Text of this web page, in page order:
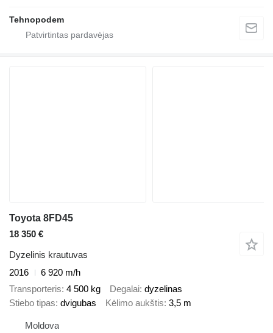
Tehnopodem
Toyota 8FD45
18 350 €
Dyzelinis krautuvas
2016
6 920 m/h
Transporteris 4 500 kg Degalai dyzelinas
Stiebo tipas dvigubas Kėlimo aukštis 3,5 m
Moldova